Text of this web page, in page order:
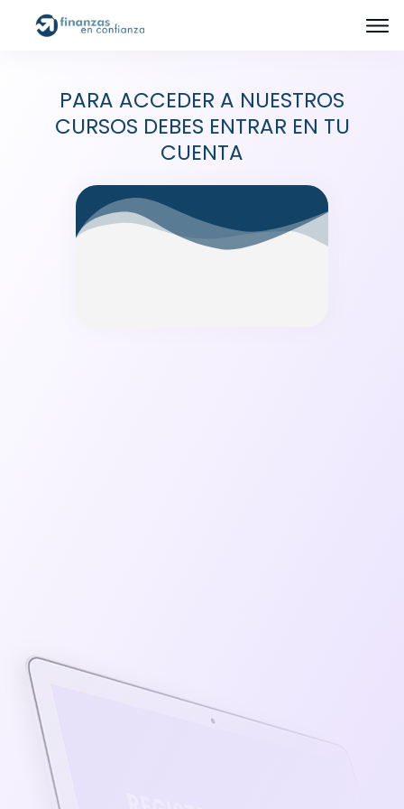
PARA ACCEDER A NUESTROS
CURSOS DEBES ENTRAR EN TU
CUENTA